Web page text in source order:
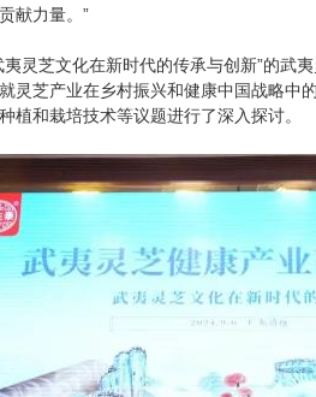
献力量。”
芝文化在新时代的传承与创新”的武
灵芝产业在乡村振兴和健康中国战略中
植和栽培技术等议题进行了深入探讨。